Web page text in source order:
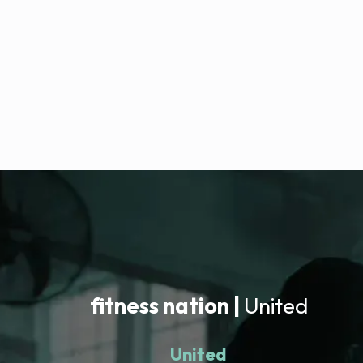
fitness nation | United
United